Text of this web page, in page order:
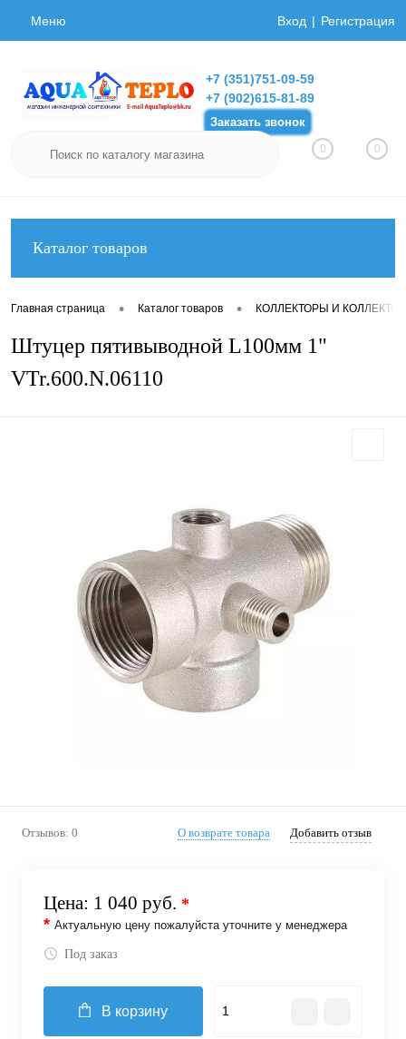
Меню Вход Регистрация
+7 (351)751-09-59
+7 (902)615-81-89
Заказать звонок
0 0
Каталог товаров
Главная страница • Каталог товаров • КОЛЛЕКТОРЫ И
Штуцер пятивыводной L100мм 1"
VTr.600.N.06110
Отзывов: 0 О возврате товара Добавить отзыв
Цена: 1 040 руб. *
* Актуальную цену пожалуйста уточните у менеджера
Под заказ
В корзину